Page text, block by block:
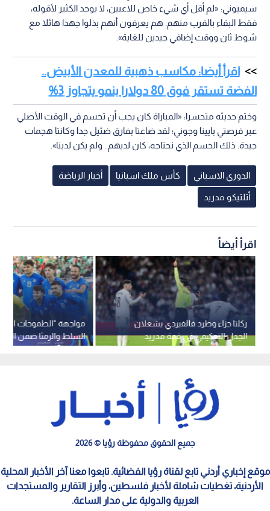
سيميوني: «لم أقل أي شيء خاص للاعبين، لا يوجد الكثير لأقوله،
فقط البقاء بالقرب منهم. هم يعرفون أنهم بذلوا جهدا هائلا مع
شوط ثان ووقت إضافي جيدين للغاية».
اقرأ أيضا: مكاسب ذهبية للمعدن الأبيض..
الفضة تستقر فوق 80 دولارا بنمو يتجاوز 3%
وختم حديثه متحسرا: «المباراة كان يجب أن تحسم في الوقت الأصلي
عبر فرصتي بايينا وجوني؛ لقد ضاعتا بفارق ضئيل جدا وكانتا هجمات
جيدة. ذلك الحسم الذي نحتاجه، كان لديهم.. ولم يكن لدينا».
الدوري الاسباني كأس ملك اسبانيا أخبار الرياضة
أتلتيكو مدريد
اقرأ أيضاً
مواجهة "الطموحات
السلط والرمثا ضمن الجولة
ركلتا جزاء وطرد فالفيردي يشعلان
الجدل التحكيمي في قمة مدريد
جميع الحقوق محفوظة رؤيا © 2026
موقع إخباري أردني تابع لقناة رؤيا الفضائية. تابعوا معنا آخر الأخبار المحلية
الأردنية، تغطيات شاملة لأخبار فلسطين، وأبرز التقارير والمستجدات
العربية والدولية على مدار الساعة.